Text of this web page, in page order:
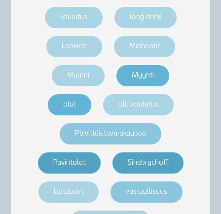
koulutus long drink
Lonkero Mainonta
Muumi Myynti
olut olutkoulutus
Päivittäistavarakauppa
Ravintolat Sinebrychoff
Uutuudet vastuullisuus